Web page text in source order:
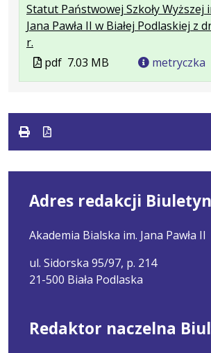
Statut Państwowej Szkoły Wyższej
Jana Pawła II w Białej Podlaskiej z
r.
Plik
Rozmiar
pliku:
Otwiera
się
karcie.
Plik
w
pdf 7.03 MB metryczka
Adres redakcji
Akademia Bialska im. Jana Pawła II
ul. Sidorska 95/97, p. 214
21-500 Biała Podlaska
Redaktor naczelna